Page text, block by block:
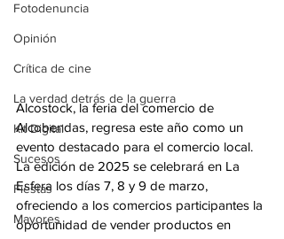
Fotodenuncia
Opinión
Crítica de cine
La verdad detrás de la guerra
Kit Digital
Sucesos
Fiestas
Mayores
Alcostock, la feria del comercio de
Alcobendas, regresa este año como un
evento destacado para el comercio local.
La edición de 2025 se celebrará en La
Esfera los días 7, 8 y 9 de marzo,
ofreciendo a los comercios participantes la
oportunidad de vender productos en